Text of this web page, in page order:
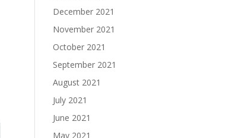
December 2021
November 2021
October 2021
September 2021
August 2021
July 2021
June 2021
May 2021